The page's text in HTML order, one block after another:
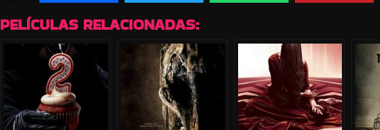
PELÍCULAS RELACIONADAS: